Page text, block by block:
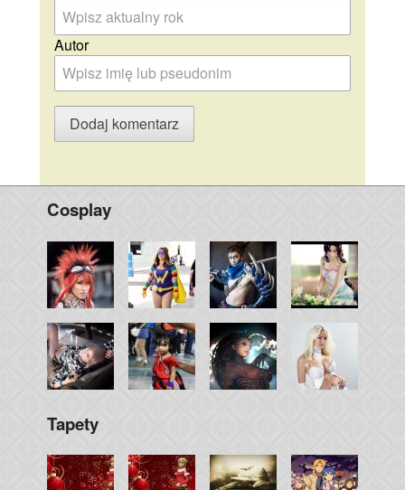
Autor
Cosplay
Tapety